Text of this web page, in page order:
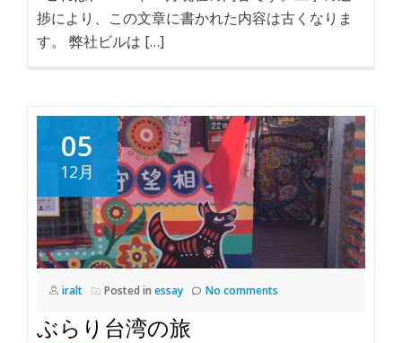
捗により、この文章に書かれた内容は古くなりま
す。 弊社ビルは […]
05
12月
iralt Posted in essay No comments
ぶらり台湾の旅